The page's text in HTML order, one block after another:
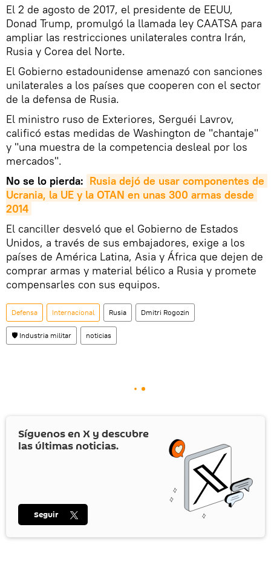
El 2 de agosto de 2017, el presidente de EEUU,
Donad Trump, promulgó la llamada ley CAATSA para
ampliar las restricciones unilaterales contra Irán,
Rusia y Corea del Norte.
El Gobierno estadounidense amenazó con sanciones
unilaterales a los países que cooperen con el sector
de la defensa de Rusia.
El ministro ruso de Exteriores, Serguéi Lavrov,
calificó estas medidas de Washington de "chantaje"
y "una muestra de la competencia desleal por los
mercados".
No se lo pierda: Rusia dejó de usar componentes de
Ucrania, la UE y la OTAN en unas 300 armas desde
2014
El canciller desveló que el Gobierno de Estados
Unidos, a través de sus embajadores, exige a los
países de América Latina, Asia y África que dejen de
comprar armas y material bélico a Rusia y promete
compensarles con sus equipos.
Defensa Internacional Rusia Dmitri Rogozin
🛡️ Industria militar noticias
Síguenos en X y descubre
las últimas noticias.
Seguir